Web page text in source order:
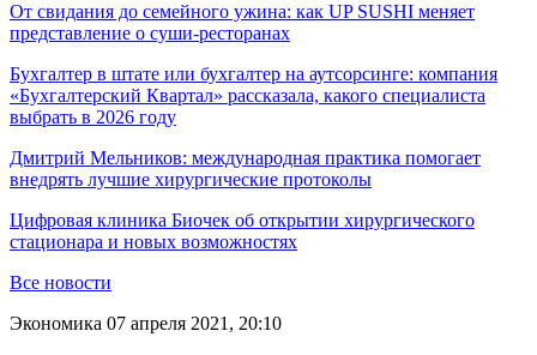
От свидания до семейного ужина: как UP SUSHI меняет
представление о суши-ресторанах
Бухгалтер в штате или бухгалтер на аутсорсинге: компания
«Бухгалтерский Квартал» рассказала, какого специалиста
выбрать в 2026 году
Дмитрий Мельников: международная практика помогает
внедрять лучшие хирургические протоколы
Цифровая клиника Биочек об открытии хирургического
стационара и новых возможностях
Все новости
Экономика 07 апреля 2021, 20:10